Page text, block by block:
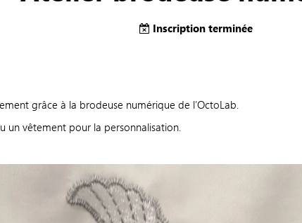
Inscription terminée
grâce à la brodeuse numérique de l’OctoLab.
un vêtement pour la personnalisation.